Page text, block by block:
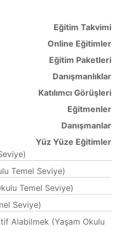
Eğitim Takvimi
Online Eğitimler
Eğitim Paketleri
Danışmanlıklar
Katılımcı Görüşleri
Eğitmenler
Danışmanlar
Yüz Yüze Eğitimler
Temel Seviye)
Temel Seviye)
Seviye)
Alabilmek (Yaşam Okulu